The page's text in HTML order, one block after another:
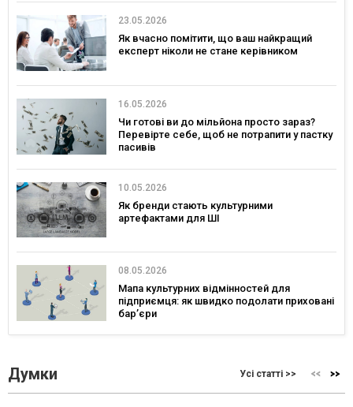
23.05.2026
Як вчасно помітити, що ваш найкращий
експерт ніколи не стане керівником
16.05.2026
Чи готові ви до мільйона просто зараз?
Перевірте себе, щоб не потрапити у пастку
пасивів
10.05.2026
Як бренди стають культурними
артефактами для ШІ
08.05.2026
Мапа культурних відмінностей для
підприємця: як швидко подолати приховані
бар’єри
Думки Усі статті >>